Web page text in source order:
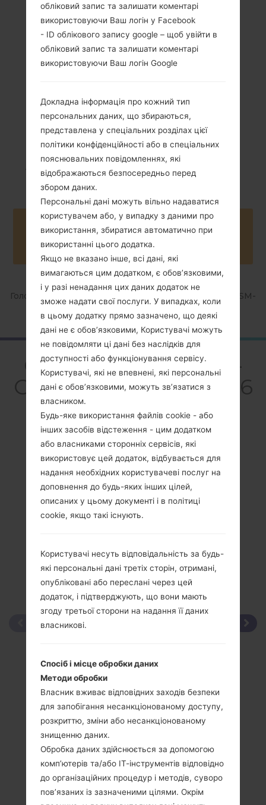
143 грам (5.04
унції)
Li-Ion2600mAh
Листопад, 2016
Buy accessories on Amazon
Головна Galaxy On5 2016 4G+
SamsungSM-
G5528
ОглядSamsung SM-
G5528Galaxy On5 2016
4G+
Порівняти
обліковий запис та залишати коментарі
використовуючи Ваш логін у Facebook
- ID облікового запису google – щоб увійти в
обліковий запис та залишати коментарі
використовуючи Ваш логін Google
Докладна інформація про кожний тип
персональних даних, що збираються,
представлена у спеціальних розділах цієї
політики конфіденційності або в спеціальних
пояснювальних повідомленнях, які
відображаються безпосередньо перед
збором даних.
Персональні дані можуть вільно надаватися
користувачем або, у випадку з даними про
використання, збиратися автоматично при
використанні цього додатка.
Якщо не вказано інше, всі дані, які
вимагаються цим додатком, є обов’язковими,
і у разі ненадання цих даних додаток не
зможе надати свої послуги. У випадках, коли
в цьому додатку прямо зазначено, що деякі
дані не є обов’язковими, Користувачі можуть
не повідомляти ці дані без наслідків для
доступності або функціонування сервісу.
Користувачі, які не впевнені, які персональні
дані є обов’язковими, можуть зв’язатися з
власником.
Будь-яке використання файлів cookie - або
інших засобів відстеження - цим додатком
або власниками сторонніх сервісів, які
використовує цей додаток, відбувається для
надання необхідних користувачеві послуг на
доповнення до будь-яких інших цілей,
описаних у цьому документі і в політиці
cookie, якщо такі існують.
Користувачі несуть відповідальність за будь-
які персональні дані третіх сторін, отримані,
опубліковані або переслані через цей
додаток, і підтверджують, що вони мають
згоду третьої сторони на надання її даних
власникові.
Спосіб і місце обробки даних
Методи обробки
Власник вживає відповідних заходів безпеки
для запобігання несанкціонованому доступу,
розкриттю, зміни або несанкціонованому
знищенню даних.
Обробка даних здійснюється за допомогою
комп’ютерів та/або ІТ-інструментів відповідно
до організаційних процедур і методів, суворо
пов’язаних із зазначеними цілями. Окрім